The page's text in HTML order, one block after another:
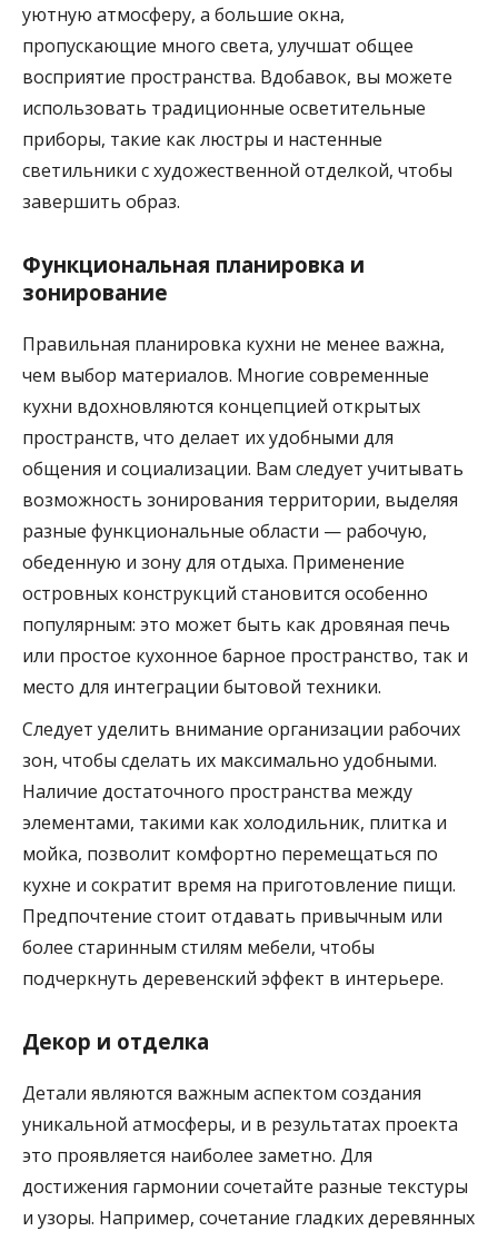
уютную атмосферу, а большие окна,
пропускающие много света, улучшат общее
восприятие пространства. Вдобавок, вы можете
использовать традиционные осветительные
приборы, такие как люстры и настенные
светильники с художественной отделкой, чтобы
завершить образ.
Функциональная планировка и
зонирование
Правильная планировка кухни не менее важна,
чем выбор материалов. Многие современные
кухни вдохновляются концепцией открытых
пространств, что делает их удобными для
общения и социализации. Вам следует учитывать
возможность зонирования территории, выделяя
разные функциональные области — рабочую,
обеденную и зону для отдыха. Применение
островных конструкций становится особенно
популярным: это может быть как дровяная печь
или простое кухонное барное пространство, так и
место для интеграции бытовой техники.
Следует уделить внимание организации рабочих
зон, чтобы сделать их максимально удобными.
Наличие достаточного пространства между
элементами, такими как холодильник, плитка и
мойка, позволит комфортно перемещаться по
кухне и сократит время на приготовление пищи.
Предпочтение стоит отдавать привычным или
более старинным стилям мебели, чтобы
подчеркнуть деревенский эффект в интерьере.
Декор и отделка
Детали являются важным аспектом создания
уникальной атмосферы, и в результатах проекта
это проявляется наиболее заметно. Для
достижения гармонии сочетайте разные текстуры
и узоры. Например, сочетание гладких деревянных